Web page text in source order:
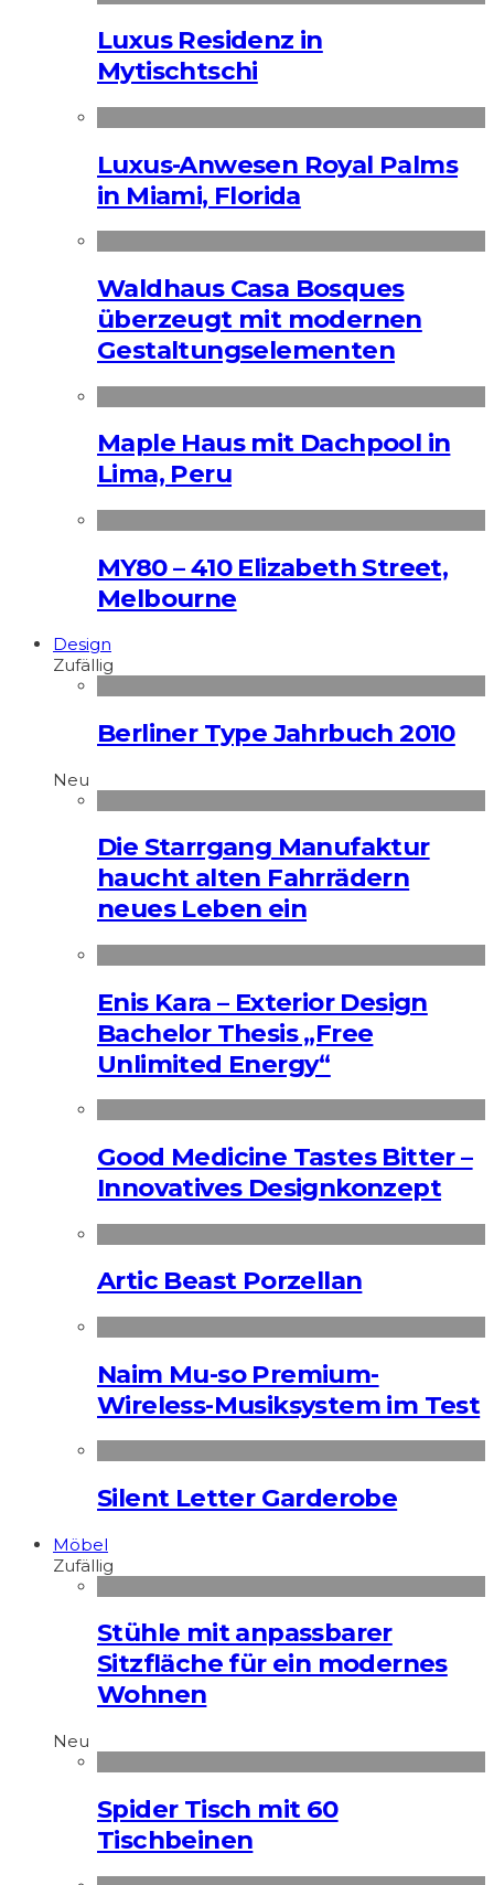
Luxus Residenz in
Mytischtschi
Luxus-Anwesen Royal Palms
in Miami, Florida
Waldhaus Casa Bosques
überzeugt mit modernen
Gestaltungselementen
Maple Haus mit Dachpool in
Lima, Peru
MY80 – 410 Elizabeth Street,
Melbourne
Design
Zufällig
Berliner Type Jahrbuch 2010
Neu
Die Starrgang Manufaktur
haucht alten Fahrrädern
neues Leben ein
Enis Kara – Exterior Design
Bachelor Thesis „Free
Unlimited Energy“
Good Medicine Tastes Bitter –
Innovatives Designkonzept
Artic Beast Porzellan
Naim Mu-so Premium-
Wireless-Musiksystem im Test
Silent Letter Garderobe
Möbel
Zufällig
Stühle mit anpassbarer
Sitzfläche für ein modernes
Wohnen
Neu
Spider Tisch mit 60
Tischbeinen